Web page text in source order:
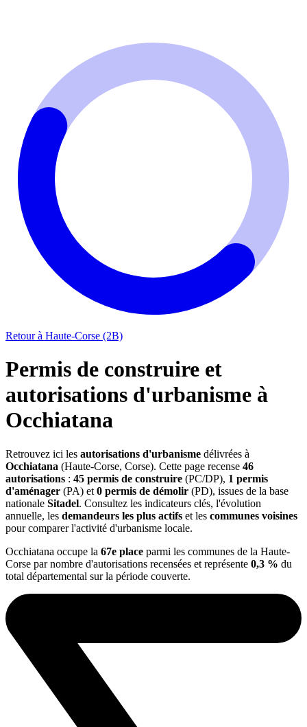
Retour à Haute-Corse (2B)
Permis de construire et
autorisations d'urbanisme à
Occhiatana
Retrouvez ici les autorisations d'urbanisme délivrées à
Occhiatana (Haute-Corse, Corse). Cette page recense 46
autorisations : 45 permis de construire (PC/DP), 1 permis
d'aménager (PA) et 0 permis de démolir (PD), issues de la base
nationale Sitadel. Consultez les indicateurs clés, l'évolution
annuelle, les demandeurs les plus actifs et les communes voisines
pour comparer l'activité d'urbanisme locale.
Occhiatana occupe la 67e place parmi les communes de la Haute-
Corse par nombre d'autorisations recensées et représente 0,3 % du
total départemental sur la période couverte.